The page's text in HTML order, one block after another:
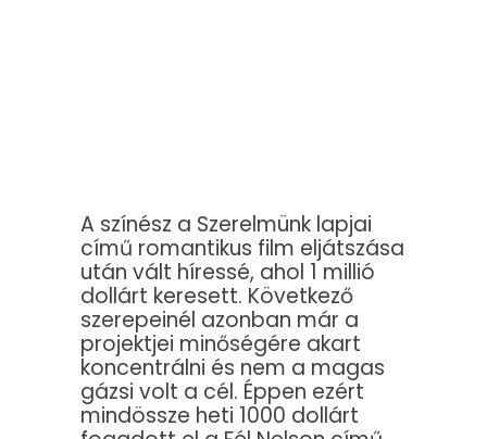
A színész a Szerelmünk lapjai
című romantikus film eljátszása
után vált híressé, ahol 1 millió
dollárt keresett. Következő
szerepeinél azonban már a
projektjei minőségére akart
koncentrálni és nem a magas
gázsi volt a cél. Éppen ezért
mindössze heti 1000 dollárt